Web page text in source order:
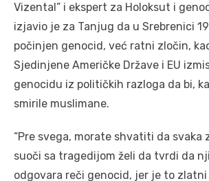
Vizental” i ekspert za Holoksut i
izjavio je za Tanjug da u Srebrenici
počinjen genocid, već ratni zločin,
Sjedinjene Američke Države i EU
genocidu iz političkih razloga da bi,
smirile muslimane.
“Pre svega, morate shvatiti da svaka
suoči sa tragedijom želi da tvrdi da
odgovara reči genocid, jer je to